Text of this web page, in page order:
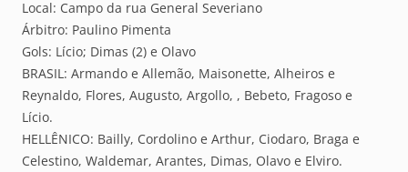
Local: Campo da rua General Severiano
Árbitro: Paulino Pimenta
Gols: Lício; Dimas (2) e Olavo
BRASIL: Armando e Allemão, Maisonette, Alheiros e
Reynaldo, Flores, Augusto, Argollo, , Bebeto, Fragoso e
Lício.
HELLÊNICO: Bailly, Cordolino e Arthur, Ciodaro, Braga e
Celestino, Waldemar, Arantes, Dimas, Olavo e Elviro.